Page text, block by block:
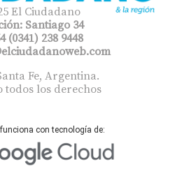
El Ciudadano
Santiago 34
(0341) 238 9448
Fe, Argentina.
todos los derechos
con tecnología de: